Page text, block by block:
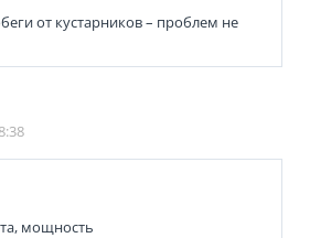
от кустарников – проблем не
мощность